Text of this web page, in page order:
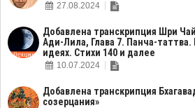
27.08.2024
Добавлена транскрипция Шри
Ади-Лила, Глава 7. Панча-
идеях. Стихи 140 и далее
10.07.2024
Добавлена транскрипция
созерцания»